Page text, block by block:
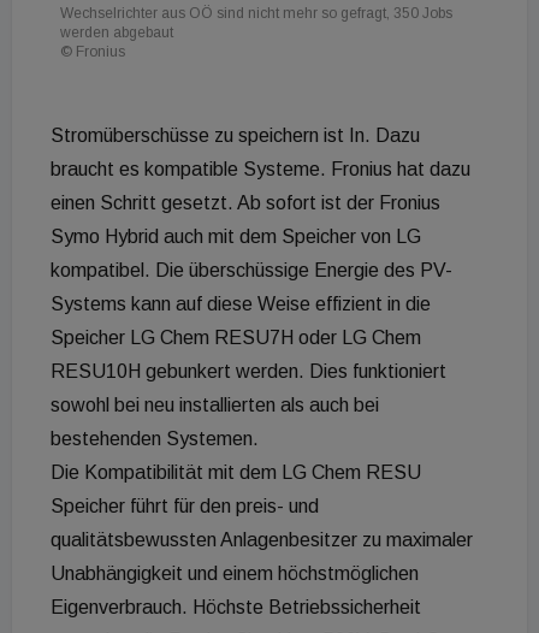
Wechselrichter aus OÖ sind nicht mehr so gefragt, 350 Jobs
werden abgebaut
© Fronius
Stromüberschüsse zu speichern ist In. Dazu
braucht es kompatible Systeme. Fronius hat dazu
einen Schritt gesetzt. Ab sofort ist der Fronius
Symo Hybrid auch mit dem Speicher von LG
kompatibel. Die überschüssige Energie des PV-
Systems kann auf diese Weise effizient in die
Speicher LG Chem RESU7H oder LG Chem
RESU10H gebunkert werden. Dies funktioniert
sowohl bei neu installierten als auch bei
bestehenden Systemen.
Die Kompatibilität mit dem LG Chem RESU
Speicher führt für den preis- und
qualitätsbewussten Anlagenbesitzer zu maximaler
Unabhängigkeit und einem höchstmöglichen
Eigenverbrauch. Höchste Betriebssicherheit